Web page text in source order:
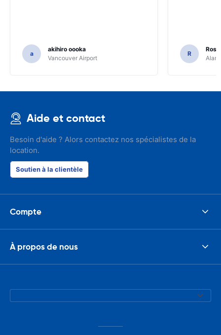
a
akihiro oooka
Vancouver Airport
R
Aide et contact
Besoin d'aide ? Alors contactez nos spécialistes de la
location.
Soutien à la clientèle
Compte
À propos de nous